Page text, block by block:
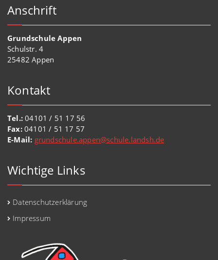
Anschrift
Grundschule Appen
Schulstr. 4
25482 Appen
Kontakt
Tel.: 04101 / 51 17 56
Fax:04101 / 51 17 57
E-Mail: grundschule.appen@schule.landsh.de
Wichtige Links
Datenschutzerklärung
Impressum